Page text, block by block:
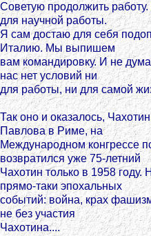
Советую продолжить
для научной работы.
Я сам достаю для себя
Италию. Мы выпишем
вам командировку. И не
нас нет условий ни
для работы, ни для самой
Так оно и оказалось,
Павлова в Риме, на
Международном конгрессе
возвратился уже 75-летний
Чахотин только в 1958
прямо-таки эпохальных
событий: война, крах
не без участия
Чахотина....